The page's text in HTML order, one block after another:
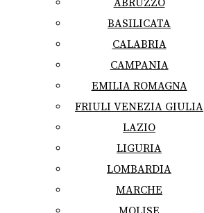
ABRUZZO
BASILICATA
CALABRIA
CAMPANIA
EMILIA ROMAGNA
FRIULI VENEZIA GIULIA
LAZIO
LIGURIA
LOMBARDIA
MARCHE